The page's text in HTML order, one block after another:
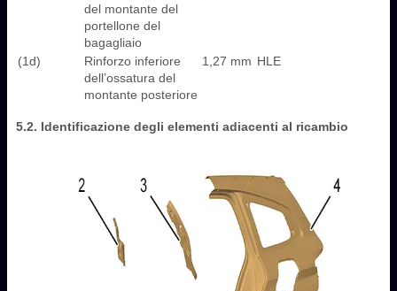
del montante del
portellone del
bagagliaio
(1d)
Rinforzo inferiore
dell’ossatura del
montante posteriore
1,27 mm HLE
5.2. Identificazione degli elementi adiacenti al ricambio